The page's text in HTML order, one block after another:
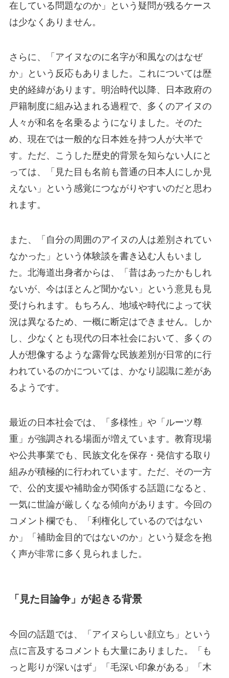
在している問題なのか」という疑問が残るケース
は少なくありません。
さらに、「アイヌなのに名字が和風なのはなぜ
か」という反応もありました。これについては歴
史的経緯があります。明治時代以降、日本政府の
戸籍制度に組み込まれる過程で、多くのアイヌの
人々が和名を名乗るようになりました。そのた
め、現在では一般的な日本姓を持つ人が大半で
す。ただ、こうした歴史的背景を知らない人にと
っては、「見た目も名前も普通の日本人にしか見
えない」という感覚につながりやすいのだと思わ
れます。
また、「自分の周囲のアイヌの人は差別されてい
なかった」という体験談を書き込む人もいまし
た。北海道出身者からは、「昔はあったかもしれ
ないが、今はほとんど聞かない」という意見も見
受けられます。もちろん、地域や時代によって状
況は異なるため、一概に断定はできません。しか
し、少なくとも現代の日本社会において、多くの
人が想像するような露骨な民族差別が日常的に行
われているのかについては、かなり認識に差があ
るようです。
最近の日本社会では、「多様性」や「ルーツ尊
重」が強調される場面が増えています。教育現場
や公共事業でも、民族文化を保存・発信する取り
組みが積極的に行われています。ただ、その一方
で、公的支援や補助金が関係する話題になると、
一気に世論が厳しくなる傾向があります。今回の
コメント欄でも、「利権化しているのではない
か」「補助金目的ではないのか」という疑念を抱
く声が非常に多く見られました。
「見た目論争」が起きる背景
今回の話題では、「アイヌらしい顔立ち」という
点に言及するコメントも大量にありました。「も
っと彫りが深いはず」「毛深い印象がある」「木